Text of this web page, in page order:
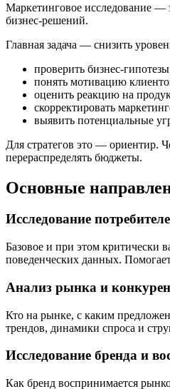
Маркетинговое исследование —
бизнес-решений.
Главная задача — снизить
проверить бизнес-
понять мотивацию
оценить реакцию на
скорректировать
выявить потенциальные
Для стратегов это — ориентир.
перераспределять бюджеты.
Основные
Исследование
Базовое и при этом критически
поведенческих данных.
Анализ рынка и
Кто на рынке, с каким
трендов, динамики спроса и
Исследование бренда и
Как бренд воспринимается